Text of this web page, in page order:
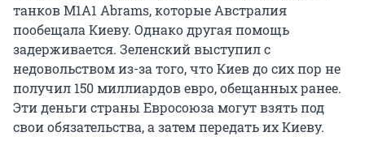
танков M1A1 Abrams, которые Австралия
пообещала Киеву. Однако другая помощь
задерживается. Зеленский выступил с
недовольством из-за того, что Киев до сих пор не
получил 150 миллиардов евро, обещанных ранее.
Эти деньги страны Евросоюза могут взять под
свои обязательства, а затем передать их Киеву.